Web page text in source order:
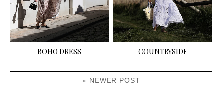
BOHO DRESS COUNTRYSIDE
« NEWER POST